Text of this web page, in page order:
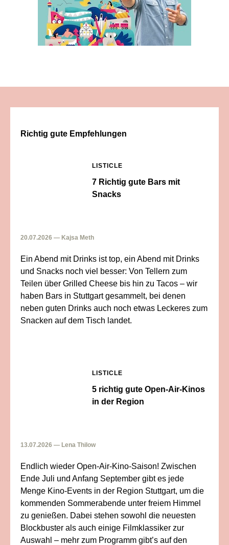
Richtig gute Empfehlungen
LISTICLE
7 Richtig gute Bars mit
Snacks
20.07.2026 — Kajsa Meth
Ein Abend mit Drinks ist top, ein Abend mit Drinks
und Snacks noch viel besser: Von Tellern zum
Teilen über Grilled Cheese bis hin zu Tacos – wir
haben Bars in Stuttgart gesammelt, bei denen
neben guten Drinks auch noch etwas Leckeres zum
Snacken auf dem Tisch landet.
LISTICLE
5 richtig gute Open-Air-Kinos
in der Region
13.07.2026 — Lena Thilow
Endlich wieder Open-Air-Kino-Saison! Zwischen
Ende Juli und Anfang September gibt es jede
Menge Kino-Events in der Region Stuttgart, um die
kommenden Sommerabende unter freiem Himmel
zu genießen. Dabei stehen sowohl die neuesten
Blockbuster als auch einige Filmklassiker zur
Auswahl – mehr zum Programm gibt’s auf den